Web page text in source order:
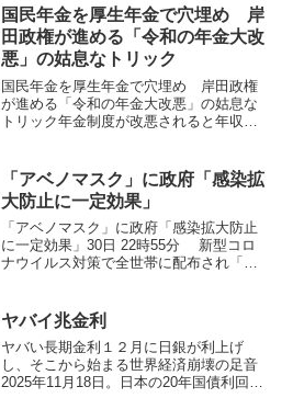
要因との見方が出ている。企業がコスト
増加分を上回る値上げで収...
国民年金を厚生年金で穴埋め 岸
田政権が進める「令和の年金大改
悪」の姑息なトリック
国民年金を厚生年金で穴埋め 岸田政権
が進める「令和の年金大改悪」の姑息な
トリック年金制度が改悪されると年収で
にわたって毎年引き上げられたうえ、年
金支給額を“自...
「アベノマスク」に政府「感染拡
大防止に一定効果」
「アベノマスク」に政府「感染拡大防止
に一定効果」30日 22時55分 新型コロ
ナウイルス対策で全世帯に配布され「ア
し、政府は「感染拡大の防止に一定の効
果を有する」とした...
ヤバイ兆金利
ヤバい長期金利１２月に日銀が利上げ
し、そこから始まる世界経済崩壊の足音
2025年11月18日。日本の20年国債利回り